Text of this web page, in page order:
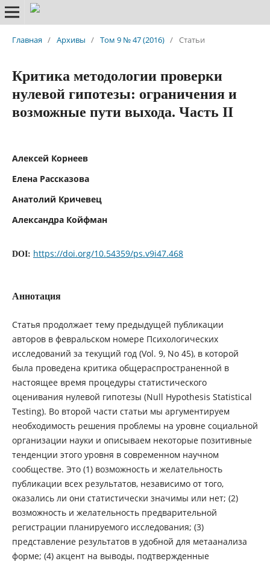
Главная / Архивы / Том 9 № 47 (2016) / Статьи
Критика методологии проверки
нулевой гипотезы: ограничения и
возможные пути выхода. Часть II
Алексей Корнеев
Елена Рассказова
Анатолий Кричевец
Александра Койфман
DOI: https://doi.org/10.54359/ps.v9i47.468
Аннотация
Статья продолжает тему предыдущей публикации
авторов в февральском номере Психологических
исследований за текущий год (Vol. 9, No 45), в которой
была проведена критика общераспространенной в
настоящее время процедуры статистического
оценивания нулевой гипотезы (Null Hypothesis Statistical
Testing). Во второй части статьи мы аргументируем
необходимость решения проблемы на уровне социальной
организации науки и описываем некоторые позитивные
тенденции этого уровня в современном научном
сообществе. Это (1) возможность и желательность
публикации всех результатов, независимо от того,
оказались ли они статистически значимы или нет; (2)
возможность и желательность предварительной
регистрации планируемого исследования; (3)
представление результатов в удобной для метаанализа
форме; (4) акцент на выводы, подтвержденные